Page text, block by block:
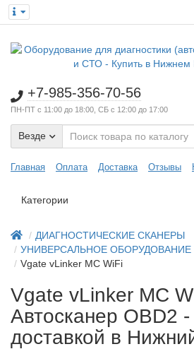
+7-985-356-70-56
ПН-ПТ с 11:00 до 18:00, СБ с 12:00 до 17:00
Везде
Главная Оплата Доставка Отзывы
Категории
ДИАГНОСТИЧЕСКИЕ СКАНЕРЫ
УНИВЕРСАЛЬНОЕ ОБОРУДОВАНИЕ
Vgate vLinker MC WiFi
Vgate vLinker MC
Автосканер OBD2 -
доставкой в